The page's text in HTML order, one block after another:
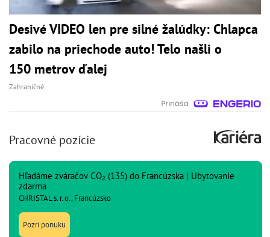
Desivé VIDEO len pre silné žalúdky: Chlapca
zabilo na priechode auto! Telo našli o
150 metrov ďalej
Zahraničné
Pracovné pozície
Hľadáme zváračov CO₂ (135) do Francúzska | Ubytovanie
zdarma
CHRISTAL s. r. o., Francúzsko
Pozri ponuku